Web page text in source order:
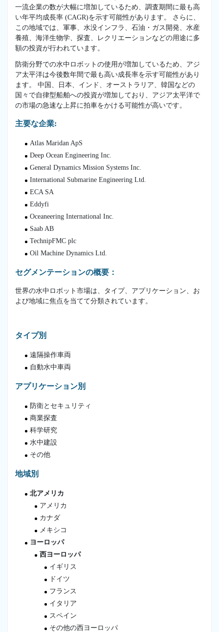
一流企業の数が大幅に増加しているため、調査期間に最も高
い年平均成長率 (CAGR)を示す可能性があります。 さらに、
この地域では、軍事、水没インフラ、石油・ガス開発、水産
養殖、海洋生物学、探査、レクリエーションなどの用途に多
額の投資が行われています。
防衛分野での水中ロボットの使用が増加しているため、アジ
ア太平洋は今後数年間で最も高い成長率を示す可能性があり
ます。 中国、日本、インド、オーストラリア、韓国などの
国々で自律型船舶への投資が増加しており、アジア太平洋で
の市場の急速な上昇に拍車をかける可能性が高いです。
主要な企業:
Atlas Maridan ApS
Deep Ocean Engineering Inc.
General Dynamics Mission Systems Inc.
International Submarine Engineering Ltd.
ECA SA
Eddyfi
Oceaneering International Inc.
Saab AB
TechnipFMC plc
Oil Machine Dynamics Ltd.
セグメンテーションの概要：
世界の水中ロボット市場は、タイプ、アプリケーション、お
よび地域に焦点を当てて分類されています。
タイプ別
遠隔操作車両
自動水中車両
アプリケーション別
防衛とセキュリティ
商業探査
科学研究
水中建設
その他
地域別
北アメリカ
アメリカ
カナダ
メキシコ
ヨーロッパ
西ヨーロッパ
イギリス
ドイツ
フランス
イタリア
スペイン
その他の西ヨーロッパ